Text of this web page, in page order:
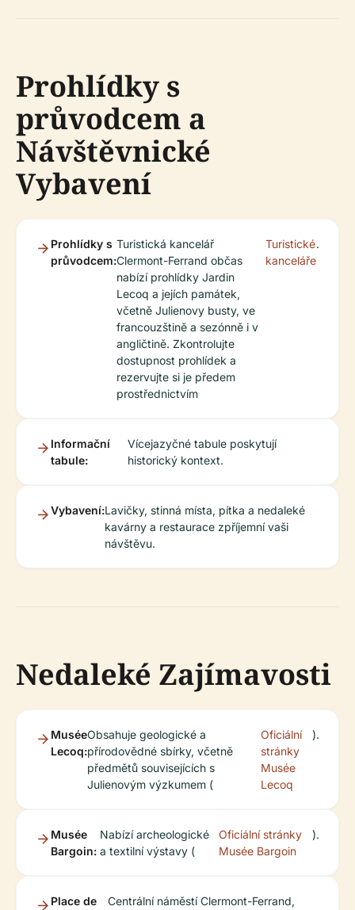
Prohlídky s
průvodcem a
Návštěvnické
Vybavení
Prohlídky s
průvodcem:
Turistická kancelář
Clermont-Ferrand občas
nabízí prohlídky Jardin
Lecoq a jejích památek,
včetně Julienovy busty, ve
francouzštině a sezónně i v
angličtině. Zkontrolujte
dostupnost prohlídek a
rezervujte si je předem
prostřednictvím
Turistické
kanceláře
.
Informační
tabule:
Vícejazyčné tabule poskytují
historický kontext.
Vybavení:Lavičky, stinná místa, pítka a nedaleké
kavárny a restaurace zpříjemní vaši
návštěvu.
Nedaleké Zajímavosti
Musée
Lecoq:
Obsahuje geologické a
přírodovědné sbírky, včetně
předmětů souvisejících s
Julienovým výzkumem (
Oficiální
stránky
Musée
Lecoq
).
Musée
Bargoin:
Nabízí archeologické
a textilní výstavy (
Oficiální stránky
Musée Bargoin
).
Place de
Centrální náměstí Clermont-Ferrand,